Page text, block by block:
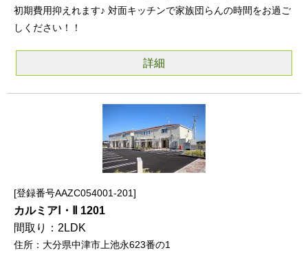
初期費用抑えれます♪ 対面キッチンで家族団らんの時間をお過ご
しください！！
詳細
登録番号AAZC054001-201
カルミアⅠ・Ⅱ 1201
2LDK
大分県中津市上池永623番の1